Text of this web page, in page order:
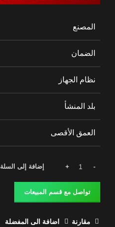
المصنع
الضمان
نظام الجهاز
بلد المنشأ
العمق الأقصى
إضافة إلى السلة
تواصل مع قسم المبيعات
مقارنة اضافة الى المفضلة